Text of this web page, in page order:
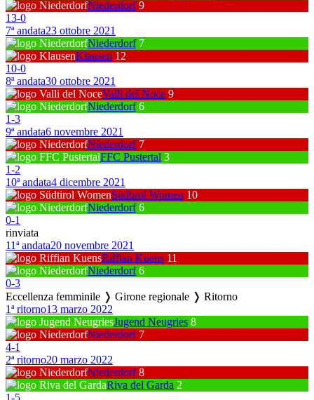
Niederdorf 9
13-0
7ª andata23 ottobre 2021
Niederdorf 7
Klausen 12
10-0
8ª andata30 ottobre 2021
Valli del Noce 9
Niederdorf 6
1-3
9ª andata6 novembre 2021
Niederdorf 7
FFC Pustertal 3
1-2
10ª andata4 dicembre 2021
Südtirol Women 10
Niederdorf 6
0-1
rinviata
11ª andata20 novembre 2021
Riffian Kuens 11
Niederdorf 6
0-3
Eccellenza femminile ❭ Girone regionale ❭ Ritorno
1ª ritorno13 marzo 2022
Jugend Neugries 8
Niederdorf 7
4-1
2ª ritorno20 marzo 2022
Niederdorf 8
Riva del Garda 2
1-5